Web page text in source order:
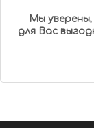
Мы
для Вас